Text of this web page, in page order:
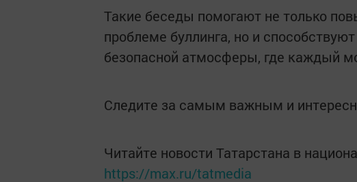
Такие беседы помогают не только
проблеме буллинга, но и
безопасной атмосферы, где каждый
Следите за самым важным и
Читайте новости Татарстана в
https://max.ru/tatmedia